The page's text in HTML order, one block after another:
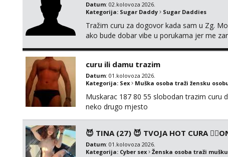
Datum: 02.kolovoza 2026.
Kategorija: Sugar Daddy Sugar Daddies
Tražim curu za dogovor kada sam u Zg.
ako bude dobar vibe u porukama jer me
curu ili damu trazim
Datum: 01.kolovoza 2026.
Kategorija: Sex Muška osoba traži žensku
Muskarac 187 80 55 slobodan trazim curu
neko drugo mjesto
😈 TINA (27) 😈 TVOJA HOT CURA
Datum: 01.kolovoza 2026.
Kategorija: Cyber sex Ženska osoba traži